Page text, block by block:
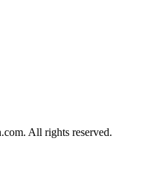
All rights reserved.